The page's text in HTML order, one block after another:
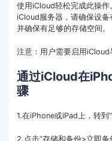
使用iCloud轻松完成此操
iCloud服务器，请确保设
并确保有足够的存储空间。
注意：用户需要启用iCloud
通过iCloud在
骤
1.在iPhone或iPad上，转到
2.点击“存储和备份>立即